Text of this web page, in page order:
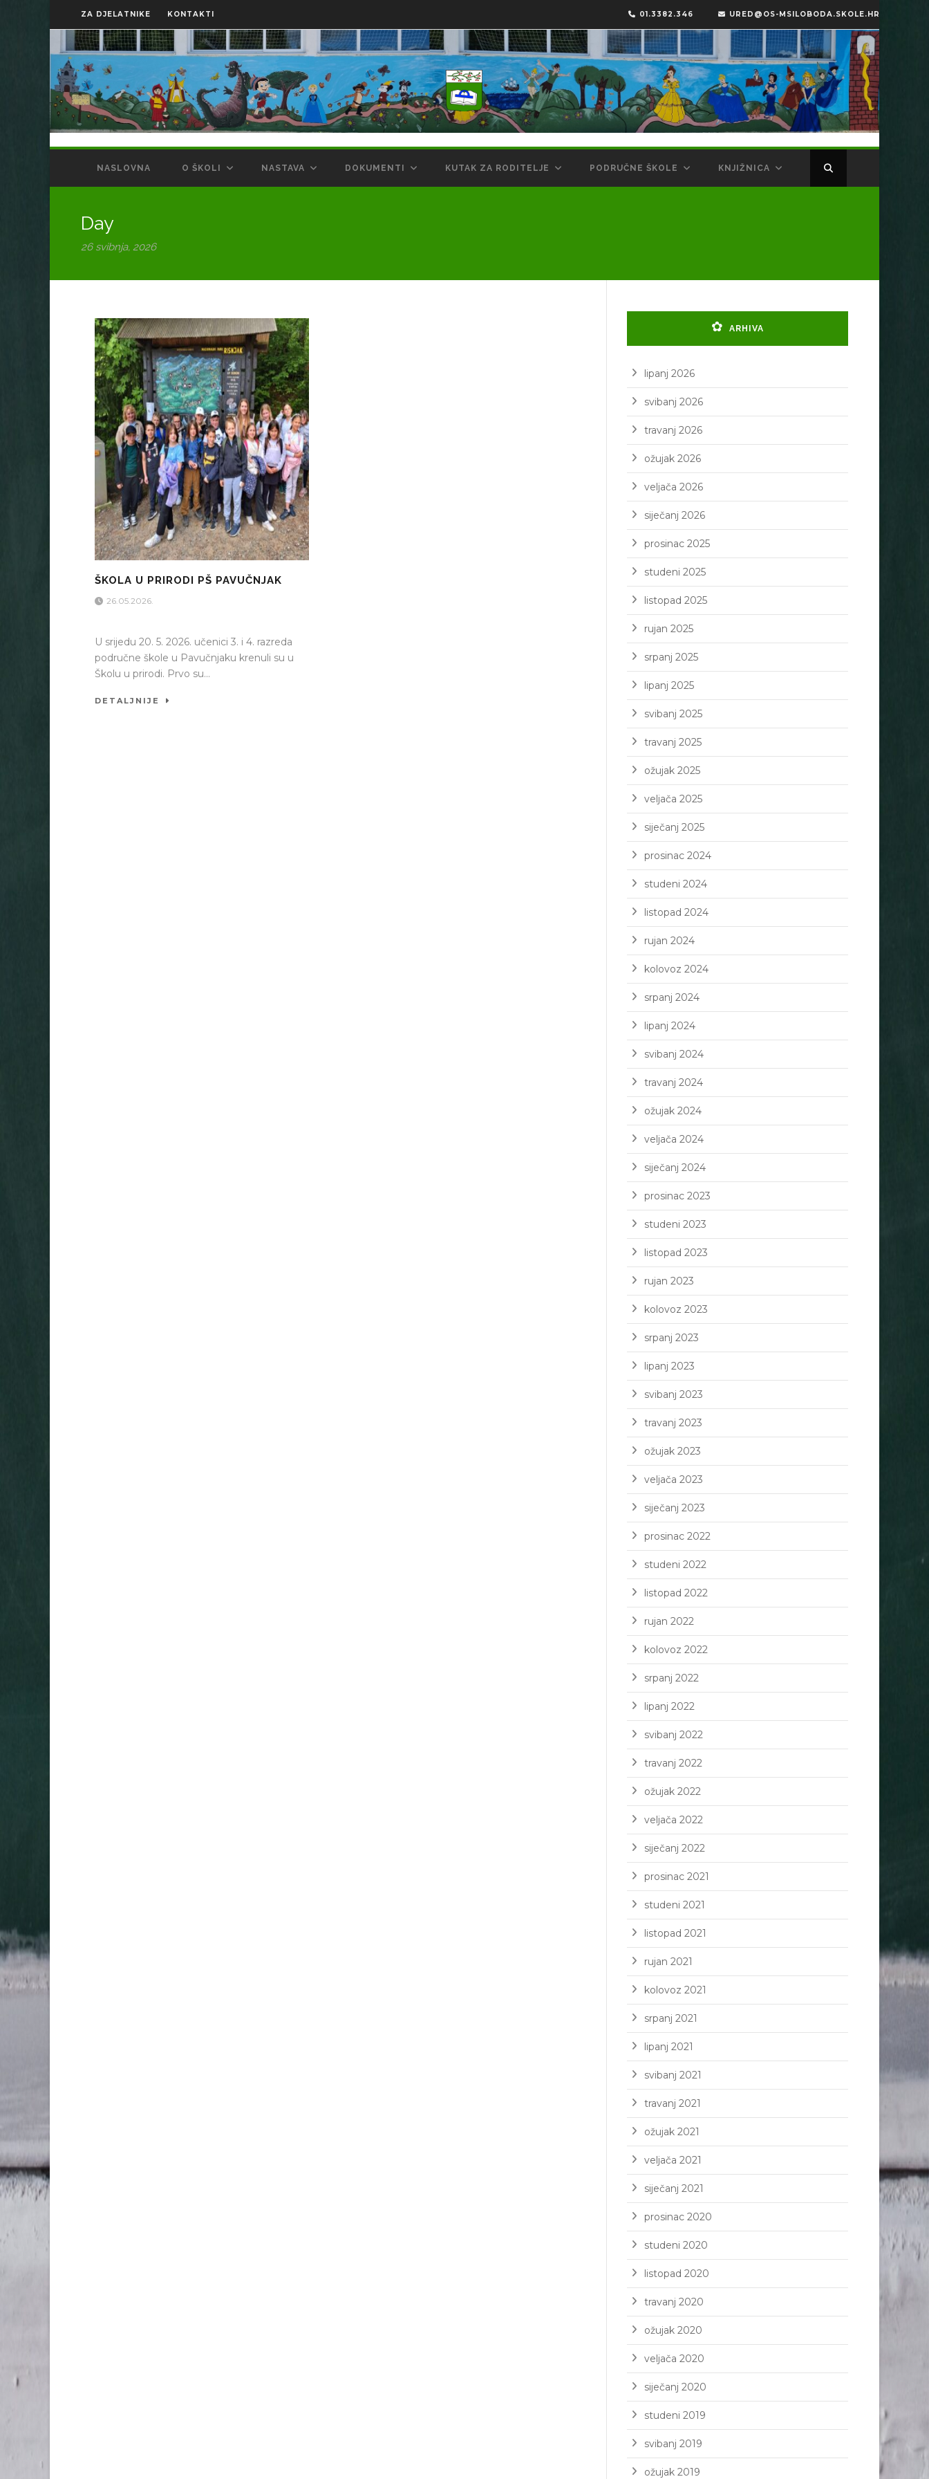
ZA DJELATNIKE KONTAKTI 01.3382.346 URED@OS-MSILOBODA.SKOLE.HR
NASLOVNA O ŠKOLI NASTAVA DOKUMENTI KUTAK ZA RODITELJE PODRUČNE ŠKOLE KNJIŽNICA
Day
26 svibnja, 2026
ŠKOLA U PRIRODI PŠ PAVUČNJAK
26.05.2026.
U srijedu 20. 5. 2026. učenici 3. i 4. razreda
područne škole u Pavučnjaku krenuli su u
Školu u prirodi. Prvo su...
DETALJNIJE
ARHIVA
lipanj 2026
svibanj 2026
travanj 2026
ožujak 2026
veljača 2026
siječanj 2026
prosinac 2025
studeni 2025
listopad 2025
rujan 2025
srpanj 2025
lipanj 2025
svibanj 2025
travanj 2025
ožujak 2025
veljača 2025
siječanj 2025
prosinac 2024
studeni 2024
listopad 2024
rujan 2024
kolovoz 2024
srpanj 2024
lipanj 2024
svibanj 2024
travanj 2024
ožujak 2024
veljača 2024
siječanj 2024
prosinac 2023
studeni 2023
listopad 2023
rujan 2023
kolovoz 2023
srpanj 2023
lipanj 2023
svibanj 2023
travanj 2023
ožujak 2023
veljača 2023
siječanj 2023
prosinac 2022
studeni 2022
listopad 2022
rujan 2022
kolovoz 2022
srpanj 2022
lipanj 2022
svibanj 2022
travanj 2022
ožujak 2022
veljača 2022
siječanj 2022
prosinac 2021
studeni 2021
listopad 2021
rujan 2021
kolovoz 2021
srpanj 2021
lipanj 2021
svibanj 2021
travanj 2021
ožujak 2021
veljača 2021
siječanj 2021
prosinac 2020
studeni 2020
listopad 2020
travanj 2020
ožujak 2020
veljača 2020
siječanj 2020
studeni 2019
svibanj 2019
ožujak 2019